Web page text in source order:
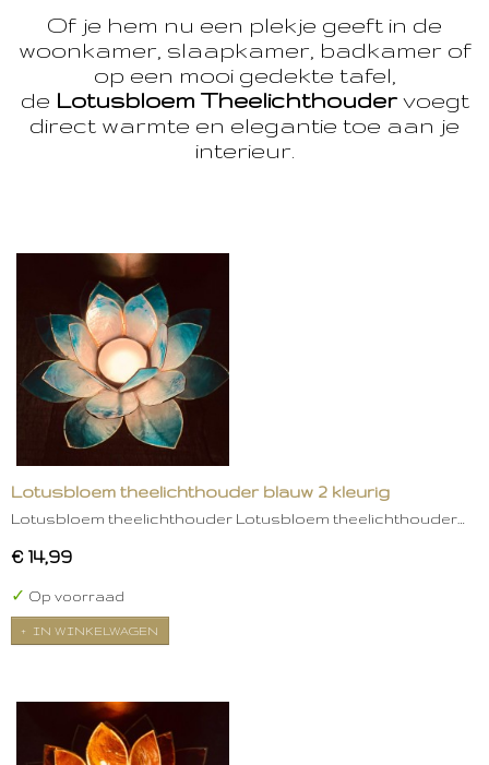
Of je hem nu een plekje geeft in de
woonkamer, slaapkamer, badkamer of
op een mooi gedekte tafel,
de Lotusbloem Theelichthoudervoegt
direct warmte en elegantie toe aan je
interieur.
Lotusbloem theelichthouder blauw 2 kleurig
Lotusbloem theelichthouder Lotusbloem theelichthouder…
€ 14,99
✓ Op voorraad
IN WINKELWAGEN